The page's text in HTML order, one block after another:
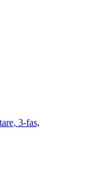
3-fas,